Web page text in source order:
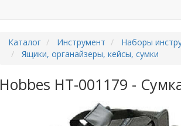
Каталог Инструмент
Наборы
Ящики, органайзеры, кейсы, сумки
Hobbes HT-001179 -